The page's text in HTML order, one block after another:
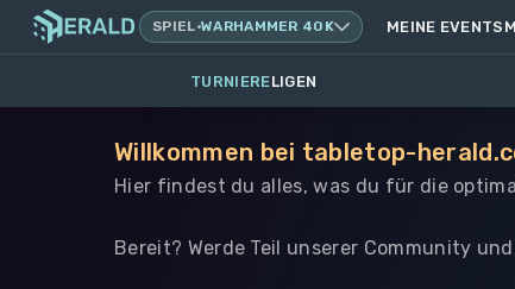
SPIEL·WARHAMMER 40K MEINE EVENTS
TURNIERELIGEN
Willkommen bei tabletop-
Hier findest du alles, was du für die
Bereit? Werde Teil unserer Community